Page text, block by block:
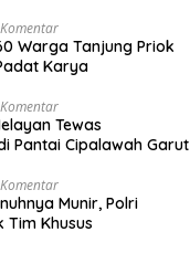
Warga Tanjung Priok
Karya
Tewas
Pantai Cipalawah Garut
Munir, Polri
Tim Khusus